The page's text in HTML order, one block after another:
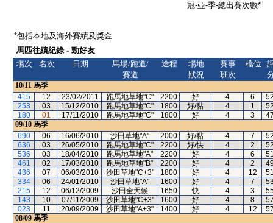
冠-亞-季-總出賽次數*
*包括本地及海外賽績及獎金
馬匹往績紀錄 - 勁好友
場次
名次 日期
馬場/跑道/
賽道
途程
場地
狀況
賽事
班次
檔位
10/11 馬季
415
12 23/02/2011 跑馬地草地"C" 2200 好 4 6
253
03 15/12/2010 跑馬地草地"C" 1800 好/黏 4 1
180
01 17/11/2010 跑馬地草地"C" 1800 好 4 3
09/10 馬季
690
06 16/06/2010 沙田草地"A" 2000 好/黏 4 7
636
03 26/05/2010 跑馬地草地"C" 2200 好/快 4 2
536
03 18/04/2010 跑馬地草地"A" 2200 好 4 6
461
02 17/03/2010 跑馬地草地"B" 2200 好 4 2
436
07 06/03/2010 沙田草地"C+3" 1800 好 4 12
334
06 24/01/2010 沙田草地"A" 1600 好 4 7
215
12 06/12/2009 沙田全天候 1650 快 4 3
143
10 07/11/2009 沙田草地"C+3" 1600 好 4 8
023
11 20/09/2009 沙田草地"A+3" 1400 好 4 12
08/09 馬季